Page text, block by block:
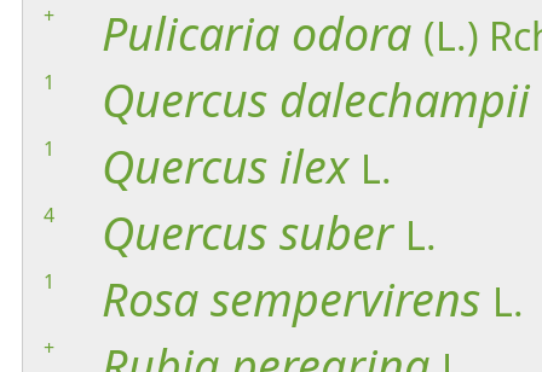
+ Pulicaria odora (L.)
1 Quercus dalechampii
1 Quercus ilex L.
4 Quercussuber L.
1 Rosasempervirens L.
+